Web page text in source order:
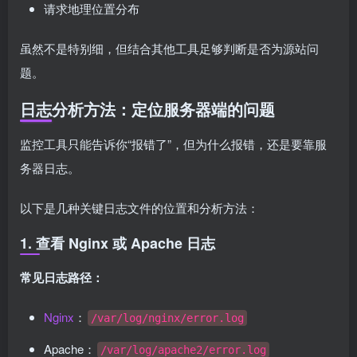
请求地理位置分布
虽然不是特别细，但结合其他工具足够判断是否为源站问
题。
日志分析方法：定位服务器端的问题
监控工具只能告诉你“报错了”，但为什么报错，还是要靠服
务器日志。
以下是几种关键日志文件的位置和分析方法：
1. 查看 Nginx 或 Apache 日志
常见日志路径：
Nginx ： /var/log/nginx/error.log
Apache： /var/log/apache2/error.log